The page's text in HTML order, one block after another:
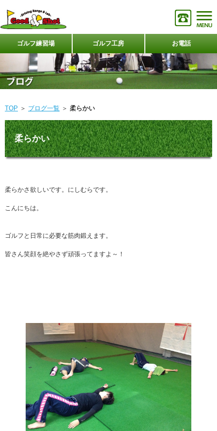
ゴルフ練習場 ゴルフ工房 お電話
TOP ＞ ブログ一覧 ＞ 柔らかい
柔らかい
柔らかさ欲しいです。にしむらです。
こんにちは。
ゴルフと日常に必要な筋肉鍛えます。
皆さん笑顔を絶やさず頑張ってますよ～！